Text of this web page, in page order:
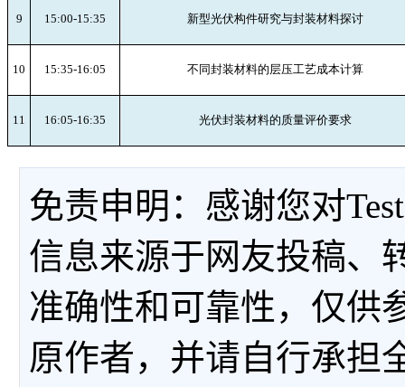
9 15:00-15:35 新型光伏构件研究与封装材料探讨
10 15:35-16:05 不同封装材料的层压工艺成本计算
11 16:05-16:35 光伏封装材料的质量评价要求
免责申明：感谢您对
信息来源于网友投稿、
准确性和可靠性，仅供
原作者，并请自行承担